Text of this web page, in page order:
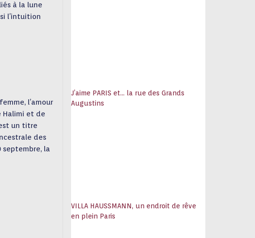
à la lune
l’intuition
l’amour
Halimi et de
un titre
des
la
J’aime PARIS et… la rue des Grands
Augustins
VILLA HAUSSMANN, un endroit de rêve
en plein Paris